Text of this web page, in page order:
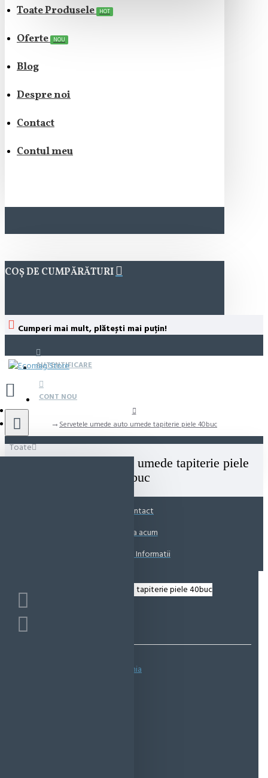
Toate Produsele HOT
Oferte NOU
Blog
Despre noi
Contact
Contul meu
COȘ DE CUMPĂRĂTURI
Cumperi mai mult, plătești mai puțin!
AUTENTIFICARE
CONT NOU
Toate
Servetele umede auto umede tapiterie piele 40buc
Servetele umede auto umede tapiterie piele
40buc
Contact
Suna acum
Solicita Informatii
Spune-ţi opinia